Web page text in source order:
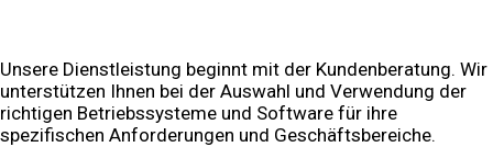
Unsere Dienstleistung beginnt mit der Kundenberatung. Wir
unterstützen Ihnen bei der Auswahl und Verwendung der
richtigen Betriebssysteme und Software für ihre
spezifischen Anforderungen und Geschäftsbereiche.